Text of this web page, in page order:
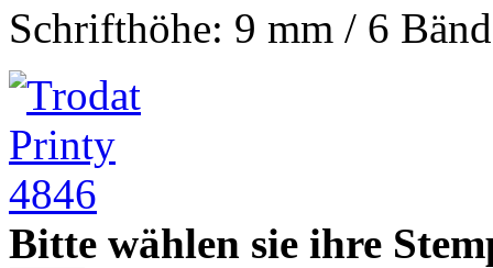
Schrifthöhe: 9 mm / 6
Bitte wählen sie ihre